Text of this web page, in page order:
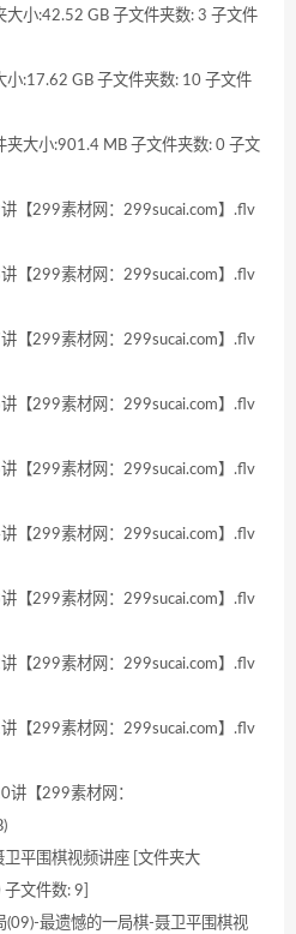
小:42.52 GB 子文件夹数: 3 子文件
:17.62 GB 子文件夹数: 10 子文件
大小:901.4 MB 子文件夹数: 0 子文
【299素材网：299sucai.com】.flv
【299素材网：299sucai.com】.flv
【299素材网：299sucai.com】.flv
【299素材网：299sucai.com】.flv
【299素材网：299sucai.com】.flv
【299素材网：299sucai.com】.flv
【299素材网：299sucai.com】.flv
【299素材网：299sucai.com】.flv
【299素材网：299sucai.com】.flv
【299素材网：
平围棋视频讲座 [文件夹大
文件数: 9]
最遗憾的一局棋-聂卫平围棋视